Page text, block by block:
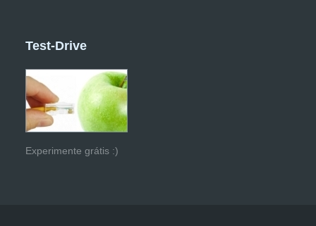
Test-Drive
Experimente grátis :)